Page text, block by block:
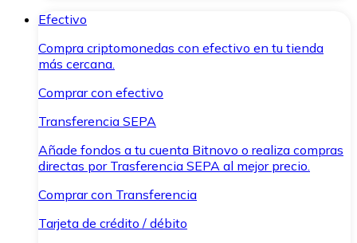
Efectivo
Compra criptomonedas con efectivo en tu tienda
más cercana.
Comprar con efectivo
Transferencia SEPA
Añade fondos a tu cuenta Bitnovo o realiza compras
directas por Trasferencia SEPA al mejor precio.
Comprar con Transferencia
Tarjeta de crédito / débito